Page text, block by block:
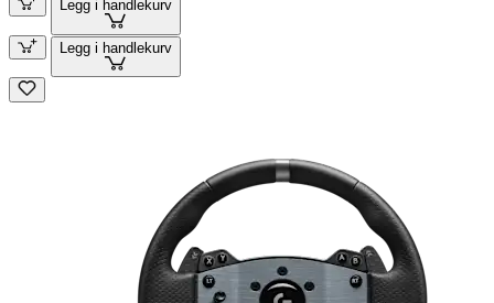
Legg i handlekurv
Legg i handlekurv